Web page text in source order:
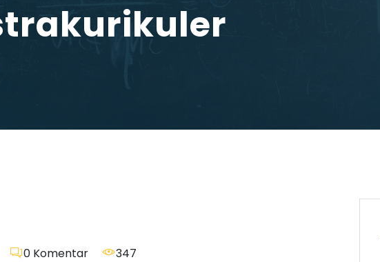
0 Komentar 347